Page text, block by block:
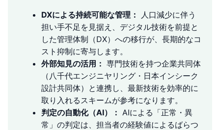
DXによる持続可能な管理：
人口減少に伴う
担い手不足を見据え、デジタル技術を前提と
した管理体制（DX）への移行が、長期的なコ
スト抑制に寄与します。
外部知見の活用： 専門技術を持つ企業共同体
（八千代エンジニヤリング・日本インシーク
設計共同体）と連携し、最新技術を効率的に
取り入れるスキームが参考になります。
判定の自動化（AI）： AIによる「正常・異
常」の判定は、担当者の経験値によるばらつ